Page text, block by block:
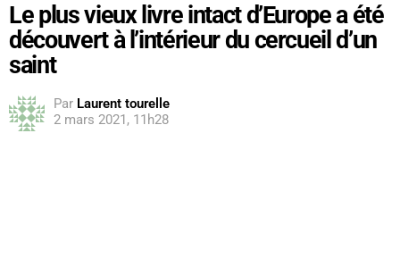
Le plus vieux livre intact d’Europe a été
découvert à l’intérieur du cercueil d’un
saint
Par Laurent tourelle
2 mars 2021, 11h28